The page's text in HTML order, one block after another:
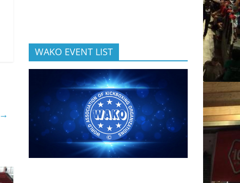
→
WAKO EVENT LIST